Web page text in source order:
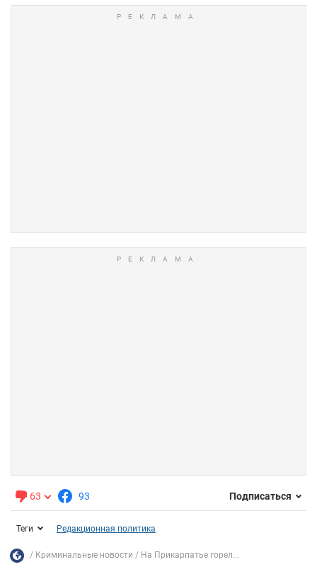
63 93 Подписаться
Теги Редакционная политика
Криминальные новости На Прикарпатье горел...